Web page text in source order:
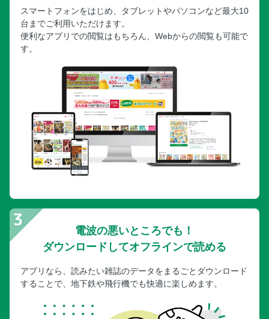
スマートフォンをはじめ、タブレットやパソコンなど最大10
台までご利用いただけます。
便利なアプリでの閲覧はもちろん、Webからの閲覧も可能で
す。
電波の悪いところでも！
ダウンロードしてオフラインで読める
アプリなら、読みたい雑誌のデータをまるごとダウンロード
することで、地下鉄や飛行機でも快適に楽しめます。